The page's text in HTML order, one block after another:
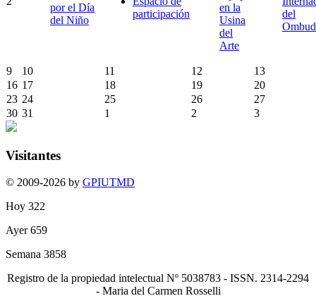
por el Día
del Niño
participación
en la
Usina
del
Arte
del
9 10 11 12
13
16 17 18 19
20
23 24 25 26
27
30 31 1 2 3
Visitantes
© 2009-2026 by GPIUTMD
Hoy 322
Ayer659
Semana 3858
Registro de la propiedad intelectual Nº 5038783 - ISSN. 2314-2294
- Maria del Carmen Rosselli